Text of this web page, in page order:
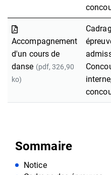
Accompagnement
d'un cours de
danse (pdf, 326,90
ko)
Sommaire
Notice